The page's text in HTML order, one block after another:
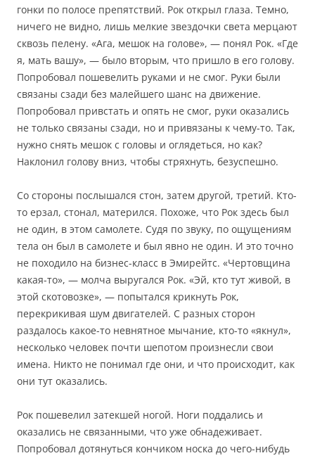
гонки по полосе препятствий. Рок открыл глаза. Темно,
ничего не видно, лишь мелкие звездочки света мерцают
сквозь пелену. «Ага, мешок на голове», — понял Рок. «Где
я, мать вашу», — было вторым, что пришло в его голову.
Попробовал пошевелить руками и не смог. Руки были
связаны сзади без малейшего шанс на движение.
Попробовал привстать и опять не смог, руки оказались
не только связаны сзади, но и привязаны к чему-то. Так,
нужно снять мешок с головы и оглядеться, но как?
Наклонил голову вниз, чтобы стряхнуть, безуспешно.
Со стороны послышался стон, затем другой, третий. Кто-
то ерзал, стонал, матерился. Похоже, что Рок здесь был
не один, в этом самолете. Судя по звуку, по ощущениям
тела он был в самолете и был явно не один. И это точно
не походило на бизнес-класс в Эмирейтс. «Чертовщина
какая-то», — молча выругался Рок. «Эй, кто тут живой, в
этой скотовозке», — попытался крикнуть Рок,
перекрикивая шум двигателей. С разных сторон
раздалось какое-то невнятное мычание, кто-то «якнул»,
несколько человек почти шепотом произнесли свои
имена. Никто не понимал где они, и что происходит, как
они тут оказались.
Рок пошевелил затекшей ногой. Ноги поддались и
оказались не связанными, что уже обнадеживает.
Попробовал дотянуться кончиком носка до чего-нибудь